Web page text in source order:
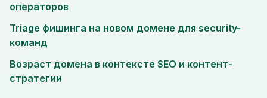
операторов
Triage фишинга на новом домене для security-
команд
Возраст домена в контексте SEO и контент-
стратегии